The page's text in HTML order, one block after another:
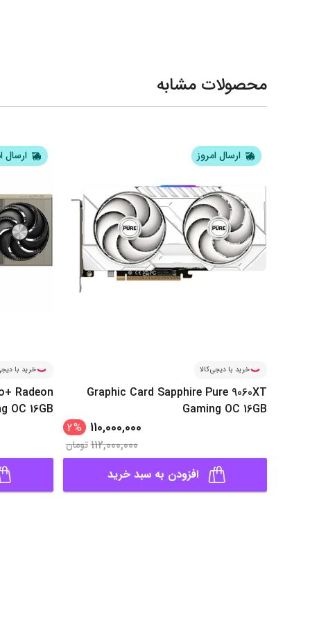
محصولات مشابه
ارسال امروز
خرید با دیجی‌کالا
Graphic Card Sapphire Pure 9060XT
Gaming OC 16GB
110,000,000
%
2
112,000,000تومان
افزودن به سبد خرید
ارسال
خرید با
Radeon
OC 16GB